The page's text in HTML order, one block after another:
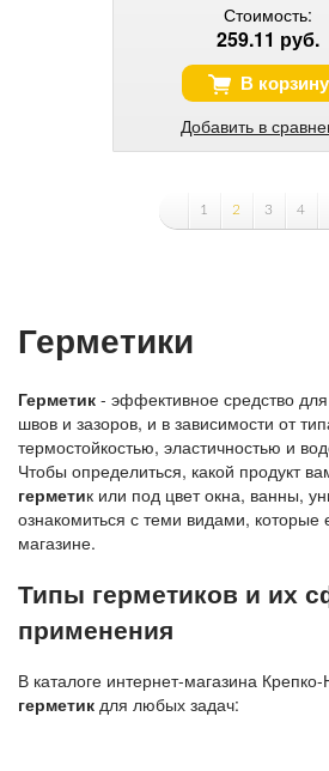
Стоимость:
259.11 руб.
В корзину
Добавить в
1 2 3 4
Герметики
Герметик - эффективное средство
швов и зазоров, и в зависимости от
термостойкостью, эластичностью и
Чтобы определиться, какой продукт
герметик или под цвет окна, ванны,
ознакомиться с теми видами, которые
магазине.
Типы герметиков и их
применения
В каталоге интернет-магазина
герметик для любых задач: